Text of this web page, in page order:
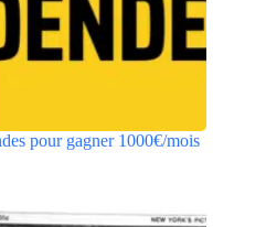
pour gagner 1000€/mois